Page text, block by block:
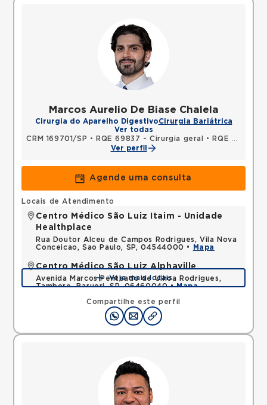
Marcos Aurelio De Biase Chalela
Cirurgia do Aparelho DigestivoCirurgia Bariátrica
Ver todas
CRM 169701/SP • RQE 69837 - Cirurgia geral •
RQE 92013 - Cirurgia do aparelho digestivo
Ver perfil
Agende uma consulta
Compartilhe este perfil
Locais de Atendimento
Centro Médico São Luiz Itaim - Unidade
Healthplace
Rua Doutor Alceu de Campos Rodrigues, Vila Nova
Conceicao, Sao Paulo, SP, 04544000 •
Mapa
Centro Médico São Luiz Alphaville
Avenida Marcos Penteado de Ulhoa Rodrigues,
Tambore, Barueri, SP, 06460040 •Mapa
Veja mais locais